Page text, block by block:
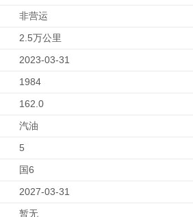
非营运
2.5万公里
2023-03-31
1984
162.0
汽油
5
国6
2027-03-31
暂无